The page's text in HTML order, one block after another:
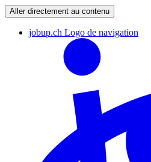
Aller directement au contenu
jobup.ch Logo de navigation